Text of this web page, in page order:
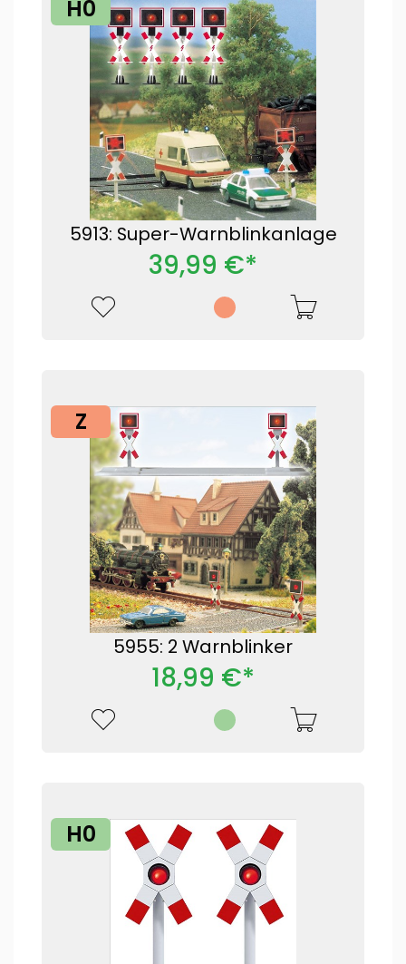
H0
5913: Super-Warnblinkanlage
39,99 €*
Z
5955: 2 Warnblinker
18,99 €*
H0